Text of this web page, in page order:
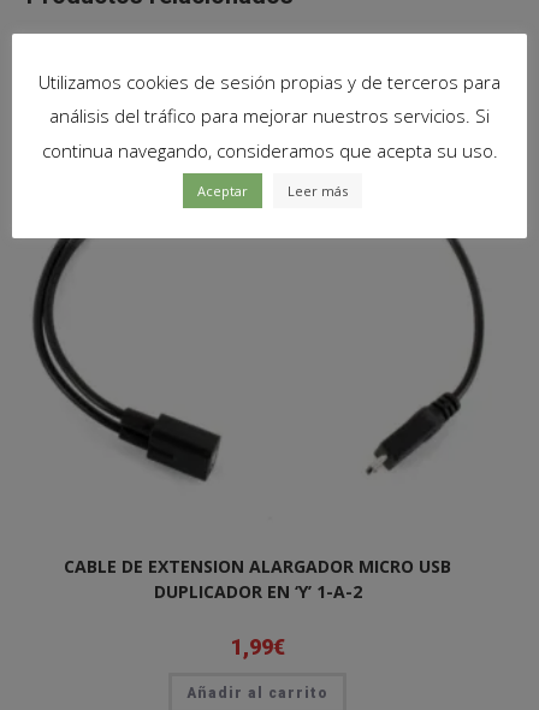
CABLE DE EXTENSION ALARGADOR MICRO USB
DUPLICADOR EN ‘Y’ 1-A-2
1,99€
Añadir al carrito
Utilizamos cookies de sesión propias y de terceros para
análisis del tráfico para mejorar nuestros servicios. Si
continua navegando, consideramos que acepta su uso.
Aceptar Leer más